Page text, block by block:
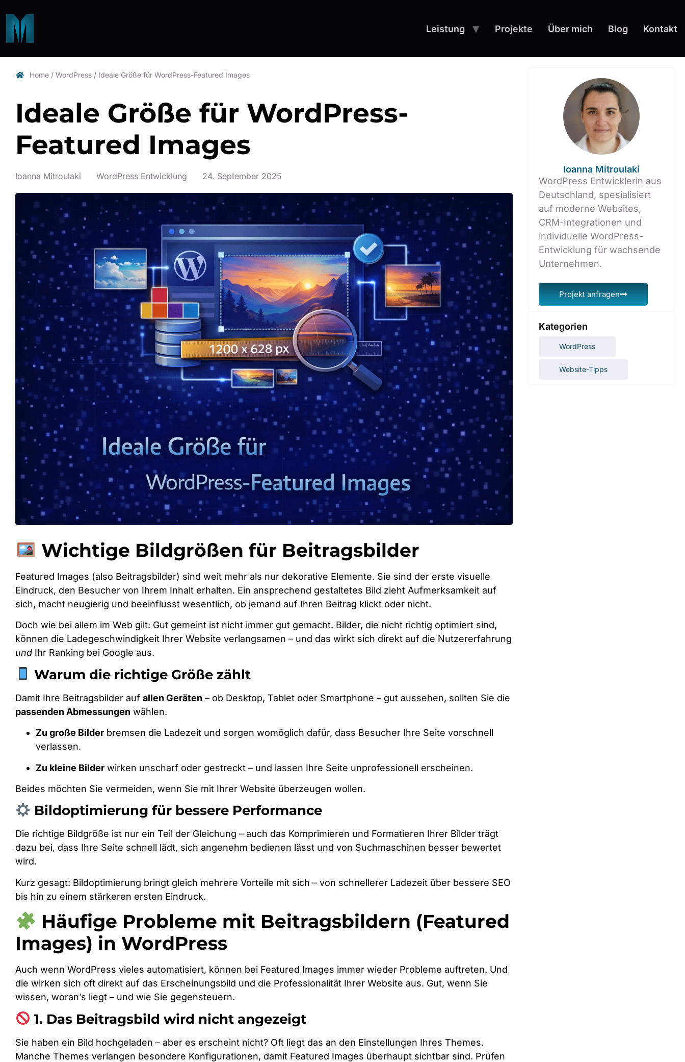
Leistung Projekte Über mich Blog Kontakt
Home /WordPress / Ideale Größe für WordPress-Featured Images
Ideale Größe für WordPress-
Featured Images
Ioanna Mitroulaki WordPress Entwicklung 24. September 2025
Wichtige Bildgrößen für Beitragsbilder
Featured Images (also Beitragsbilder) sind weit mehr als nur dekorative Elemente. Sie sind der erste visuelle
Eindruck, den Besucher von Ihrem Inhalt erhalten. Ein ansprechend gestaltetes Bild zieht Aufmerksamkeit auf
sich, macht neugierig und beeinflusst wesentlich, ob jemand auf Ihren Beitrag klickt oder nicht.
Doch wie bei allem im Web gilt: Gut gemeint ist nicht immer gut gemacht. Bilder, die nicht richtig optimiert sind,
können die Ladegeschwindigkeit Ihrer Website verlangsamen – und das wirkt sich direkt auf die Nutzererfahrung
und Ihr Ranking bei Google aus.
Warum die richtige Größe zählt
Damit Ihre Beitragsbilder auf allen Geräten – ob Desktop, Tablet oder Smartphone – gut aussehen, sollten Sie die
passenden Abmessungen wählen.
Zu große Bilder bremsen die Ladezeit und sorgen womöglich dafür, dass Besucher Ihre Seite vorschnell
verlassen.
Zu kleine Bilder wirken unscharf oder gestreckt – und lassen Ihre Seite unprofessionell erscheinen.
Beides möchten Sie vermeiden, wenn Sie mit Ihrer Website überzeugen wollen.
Bildoptimierung für bessere Performance
Die richtige Bildgröße ist nur ein Teil der Gleichung – auch das Komprimieren und Formatieren Ihrer Bilder trägt
dazu bei, dass Ihre Seite schnell lädt, sich angenehm bedienen lässt und von Suchmaschinen besser bewertet
wird.
Kurz gesagt: Bildoptimierung bringt gleich mehrere Vorteile mit sich – von schnellerer Ladezeit über bessere SEO
bis hin zu einem stärkeren ersten Eindruck.
Häufige Probleme mit Beitragsbildern (Featured
Images) in WordPress
Auch wenn WordPress vieles automatisiert, können bei Featured Images immer wieder Probleme auftreten. Und
die wirken sich oft direkt auf das Erscheinungsbild und die Professionalität Ihrer Website aus. Gut, wenn Sie
wissen, woran’s liegt – und wie Sie gegensteuern.
1. Das Beitragsbild wird nicht angezeigt
Sie haben ein Bild hochgeladen – aber es erscheint nicht? Oft liegt das an den Einstellungen Ihres Themes.
Manche Themes verlangen besondere Konfigurationen, damit Featured Images überhaupt sichtbar sind. Prüfen
Ioanna Mitroulaki
WordPress Entwicklerin aus
Deutschland, spesialisiert
auf moderne Websites,
CRM-Integrationen und
individuelle WordPress-
Entwicklung für wachsende
Unternehmen.
Projekt anfragen
Kategorien
WordPress
Website-Tipps